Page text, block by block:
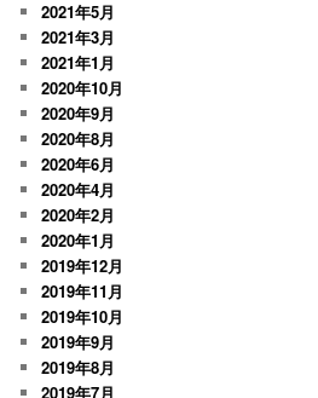
2021年5月
2021年3月
2021年1月
2020年10月
2020年9月
2020年8月
2020年6月
2020年4月
2020年2月
2020年1月
2019年12月
2019年11月
2019年10月
2019年9月
2019年8月
2019年7月